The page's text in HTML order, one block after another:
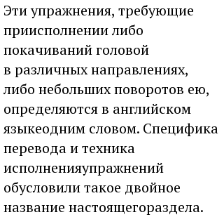
Эти упражнения, требующие
приисполнении либо
покачиваний головой
в различных направлениях,
либо небольших поворотов ею,
определяются в английском
языкеодним словом. Специфика
перевода и техника
исполненияупражнений
обусловили такое двойное
название настоящегораздела.